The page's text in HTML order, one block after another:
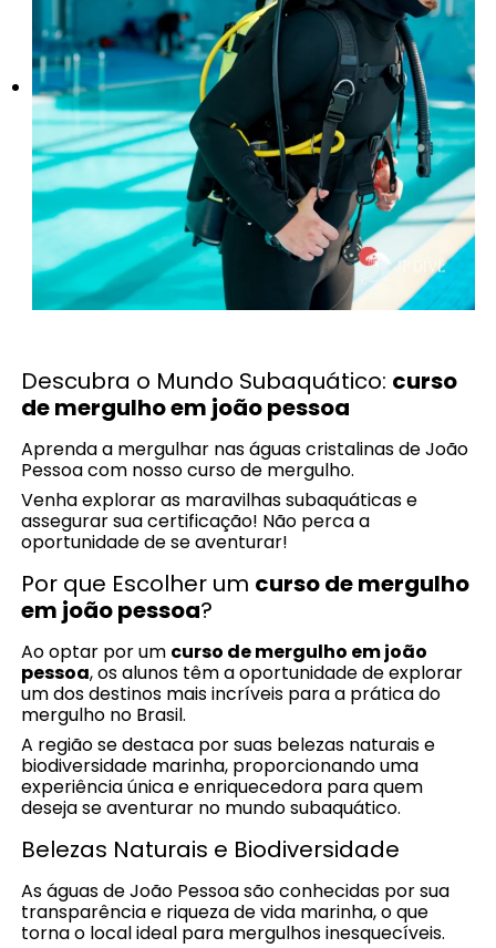
Descubra o Mundo Subaquático: curso
de mergulho em joão pessoa
Aprenda a mergulhar nas águas cristalinas de João
Pessoa com nosso curso de mergulho.
Venha explorar as maravilhas subaquáticas e
assegurar sua certificação! Não perca a
oportunidade de se aventurar!
Por que Escolher um curso de mergulho
em joão pessoa?
Ao optar por um curso de mergulho em joão
pessoa, os alunos têm a oportunidade de explorar
um dos destinos mais incríveis para a prática do
mergulho no Brasil.
A região se destaca por suas belezas naturais e
biodiversidade marinha, proporcionando uma
experiência única e enriquecedora para quem
deseja se aventurar no mundo subaquático.
Belezas Naturais e Biodiversidade
As águas de João Pessoa são conhecidas por sua
transparência e riqueza de vida marinha, o que
torna o local ideal para mergulhos inesquecíveis.